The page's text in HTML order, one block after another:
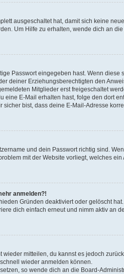
ausgeschaltet hat, damit sich keine
Um Hilfe zu erhalten, wende dich an die
Passwort eingegeben hast. Wenn diese
deiner Erziehungsberechtigten den
Mitglieder erst freigeschaltet
eine E-Mail erhalten hast, folge den dort
bist, dass deine E-Mail-Adresse
und dein Passwort richtig sind.
mit der Website vorliegt, welches ein
anmelden?!
Gründen deaktiviert oder gelöscht
dich einfach erneut und nimm aktiv an
mitteilen, du kannst es jedoch
wieder anmelden können.
so wende dich an die Board-